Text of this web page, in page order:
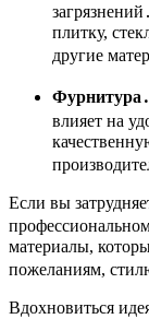
плитку,
другие
Фурнитура․
влияет на
Если вы
материалы,
пожеланиям,
Вдохновиться